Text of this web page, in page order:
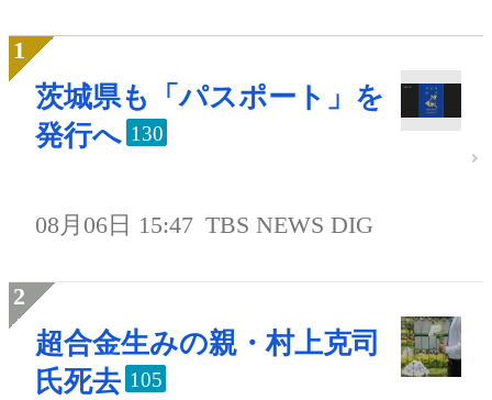
茨城県も「パスポート」を
発行へ 130
08月06日 15:47 TBS NEWS DIG
超合金生みの親・村上克司
氏死去 105